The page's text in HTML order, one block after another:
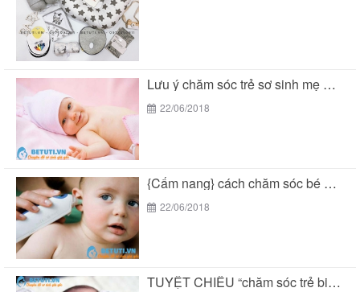
Lưu ý chăm sóc trẻ sơ sinh mẹ THÔNG...
22/06/2018
{Cẩm nang} cách chăm sóc bé 2 tuổi THÔNG...
22/06/2018
TUYỆT CHIÊU “chăm sóc trẻ biếng ăn suy dinh...